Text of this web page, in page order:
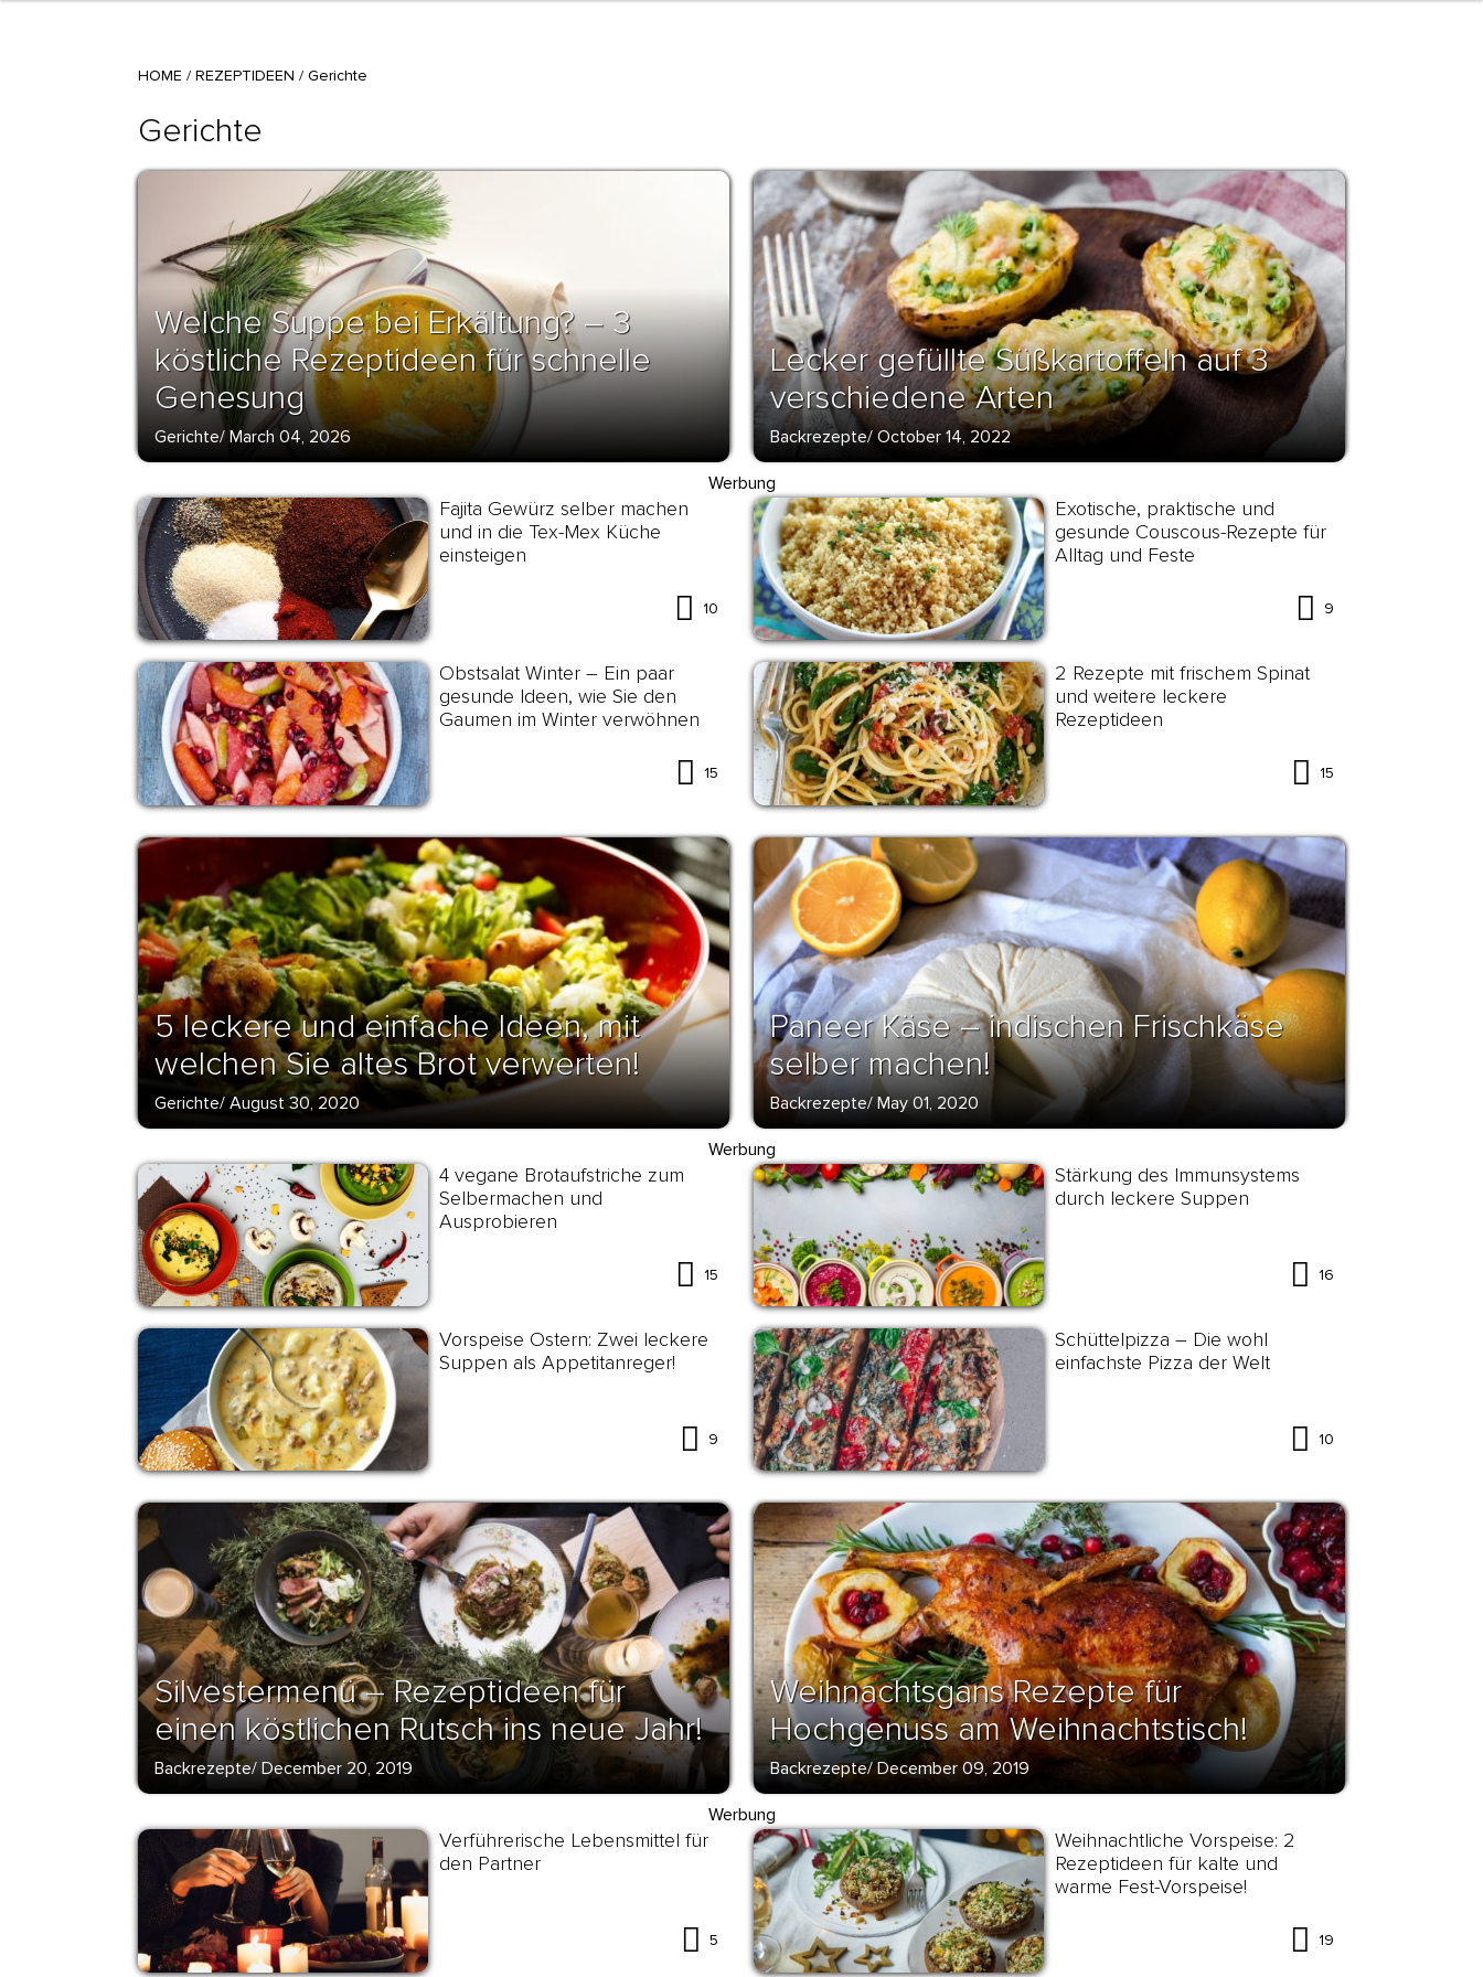
HOME / REZEPTIDEEN / Gerichte
Gerichte
Welche Suppe bei Erkältung? – 3
köstliche Rezeptideen für schnelle
Genesung
Gerichte/ March 04, 2026
Lecker gefüllte Süßkartoffeln auf 3
verschiedene Arten
Backrezepte/ October 14, 2022
Werbung
Fajita Gewürz selber machen
und in die Tex-Mex Küche
einsteigen
10
Exotische, praktische und
gesunde Couscous-Rezepte für
Alltag und Feste
9
Obstsalat Winter – Ein paar
gesunde Ideen, wie Sie den
Gaumen im Winter verwöhnen
15
2 Rezepte mit frischem Spinat
und weitere leckere
Rezeptideen
15
5 leckere und einfache Ideen, mit
welchen Sie altes Brot verwerten!
Gerichte/ August 30, 2020
Paneer Käse – indischen Frischkäse
selber machen!
Backrezepte/ May 01, 2020
Werbung
4 vegane Brotaufstriche zum
Selbermachen und
Ausprobieren
15
Stärkung des Immunsystems
durch leckere Suppen
16
Vorspeise Ostern: Zwei leckere
Suppen als Appetitanreger!
9
Schüttelpizza – Die wohl
einfachste Pizza der Welt
10
Silvestermenü – Rezeptideen für
einen köstlichen Rutsch ins neue Jahr!
Backrezepte/December 20, 2019
Weihnachtsgans Rezepte für
Hochgenuss am Weihnachtstisch!
Backrezepte/ December 09, 2019
Werbung
Verführerische Lebensmittel für
den Partner
5
Weihnachtliche Vorspeise: 2
Rezeptideen für kalte und
warme Fest-Vorspeise!
19